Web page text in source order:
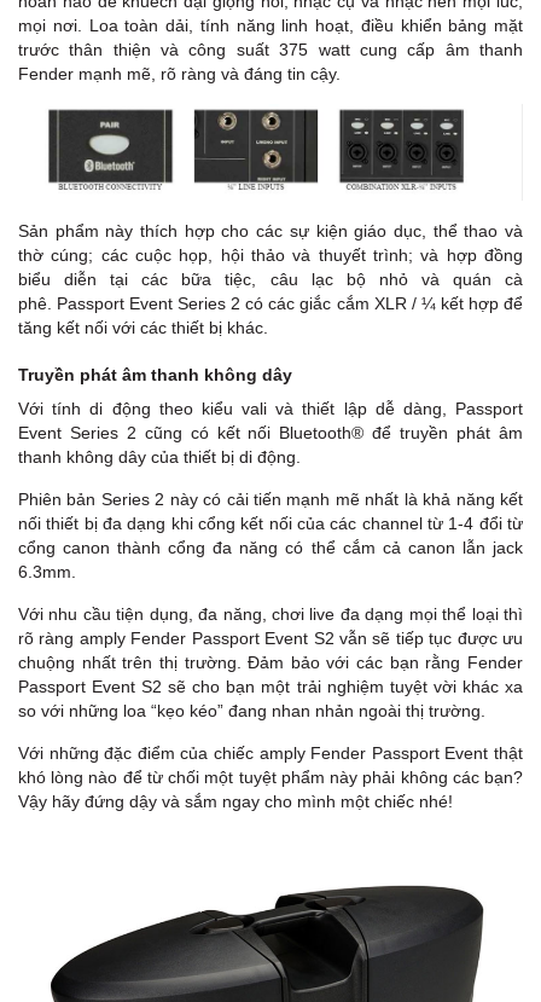
mọi nơi. Loa toàn dải, tính năng linh hoạt, điều khiển bảng mặt
trước thân thiện và công suất 375 watt cung cấp âm thanh
Fender mạnh mẽ, rõ ràng và đáng tin cậy.
Sản phẩm này thích hợp cho các sự kiện giáo dục, thể thao và
thờ cúng; các cuộc họp, hội thảo và thuyết trình; và hợp đồng
biểu diễn tại các bữa tiệc, câu lạc bộ nhỏ và quán cà
phê. Passport Event Series 2 có các giắc cắm XLR / ¼ kết hợp để
tăng kết nối với các thiết bị khác.
Truyền phát âm thanh không dây
Với tính di động theo kiểu vali và thiết lập dễ dàng, Passport
Event Series 2 cũng có kết nối Bluetooth® để truyền phát âm
thanh không dây của thiết bị di động.
Phiên bản Series 2 này có cải tiến mạnh mẽ nhất là khả năng kết
nối thiết bị đa dạng khi cổng kết nối của các channel từ 1-4 đổi từ
cổng canon thành cổng đa năng có thể cắm cả canon lẫn jack
6.3mm.
Với nhu cầu tiện dụng, đa năng, chơi live đa dạng mọi thể loại thì
rõ ràng amply Fender Passport Event S2 vẫn sẽ tiếp tục được ưu
chuộng nhất trên thị trường. Đảm bảo với các bạn rằng Fender
Passport Event S2 sẽ cho bạn một trải nghiệm tuyệt vời khác xa
so với những loa “kẹo kéo” đang nhan nhản ngoài thị trường.
Với những đặc điểm của chiếc amply Fender Passport Event thật
khó lòng nào để từ chối một tuyệt phẩm này phải không các bạn?
Vậy hãy đứng dậy và sắm ngay cho mình một chiếc nhé!